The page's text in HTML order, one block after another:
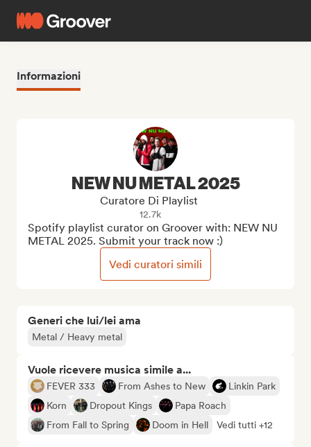
Informazioni
Generi che lui/lei ama
Metal / Heavy metal
Vuole ricevere musica simile a...
FEVER 333 From Ashes to New
Linkin Park
Korn
Dropout Kings
Papa Roach
From Fall to Spring
Doom in Hell Vedi tutti +12
NEW NU METAL 2025
Curatore Di Playlist
12.7k
Spotify playlist curator on Groover with: NEW NU
METAL 2025. Submit your track now :)
Vedi curatori simili